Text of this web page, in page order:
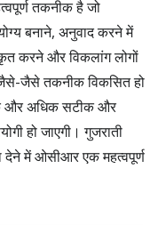
तकनीक है जो
बनाने, अनुवाद करने में
करने और विकलांग लोगों
जैसे तकनीक विकसित हो
और अधिक सटीक और
हो जाएगी। गुजराती
देने में ओसीआर एक महत्वपूर्ण